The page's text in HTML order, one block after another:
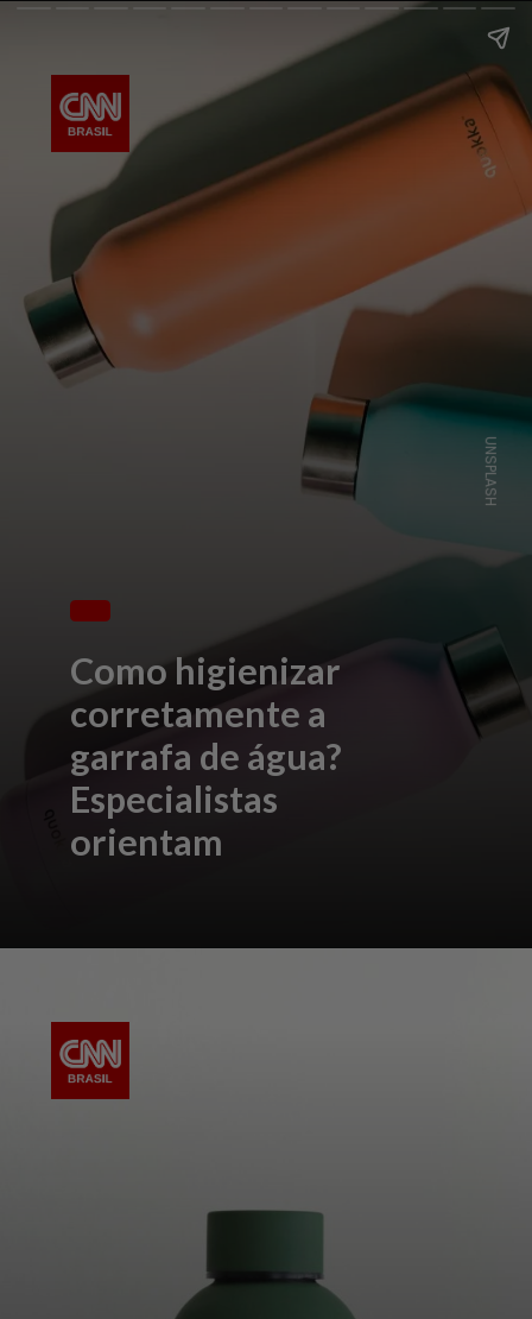
Como higienizar
corretamente a
garrafa de água?
Especialistas
orientam
UNSPLASH